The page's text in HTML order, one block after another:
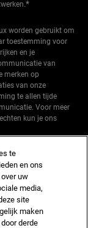
*
worden gebruikt om
toestemming voor
en je
van
merken op
van onze
te allen tijde
Voor meer
kun je ons
Niet cumuleerbaar
met «
te gebruiken per
en de
te
en ons
uw
media,
site
maken
derde